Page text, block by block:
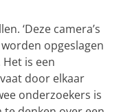
‘Deze camera’s
opgeslagen
is een
door elkaar
onderzoekers is